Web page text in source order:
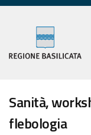
Sanità,
flebologia